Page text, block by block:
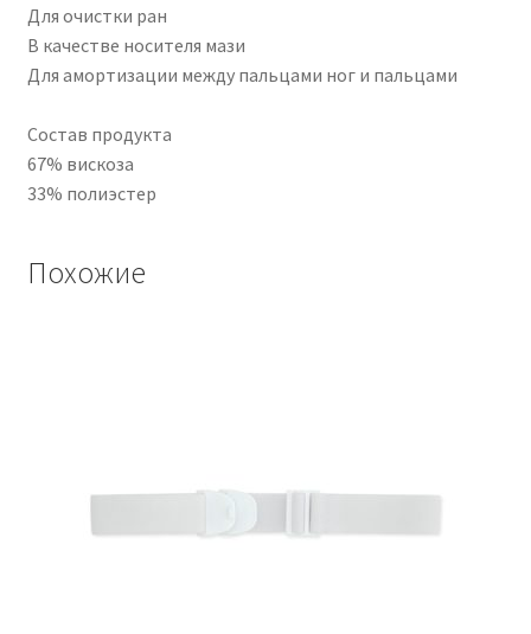
Для очистки ран
В качестве носителя мази
Для амортизации между пальцами ног и пальцами
Состав продукта
67% вискоза
33% полиэстер
Похожие